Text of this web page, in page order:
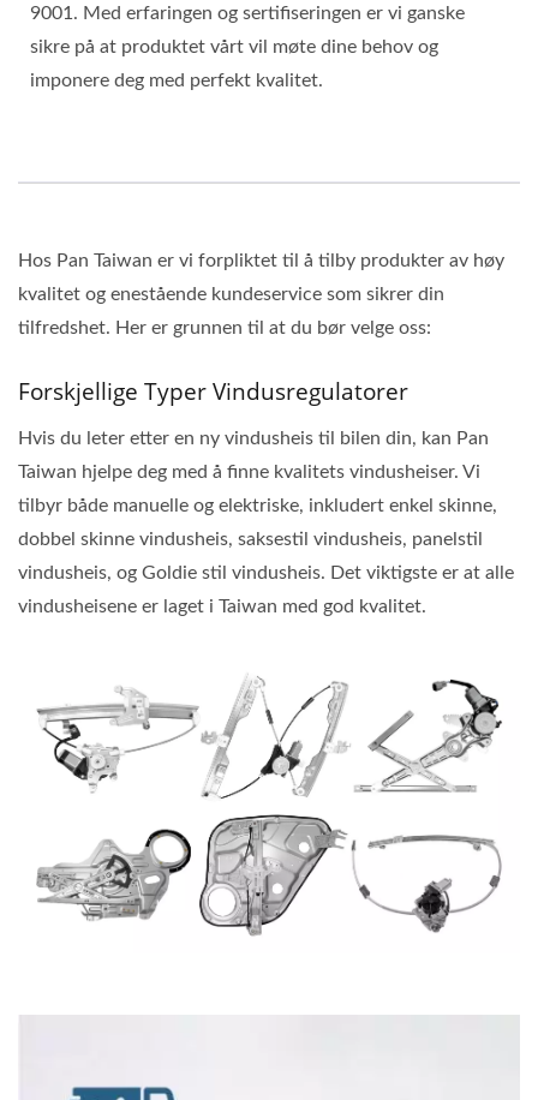
9001. Med erfaringen og sertifiseringen er vi ganske
sikre på at produktet vårt vil møte dine behov og
imponere deg med perfekt kvalitet.
Hos Pan Taiwan er vi forpliktet til å tilby produkter av høy
kvalitet og enestående kundeservice som sikrer din
tilfredshet. Her er grunnen til at du bør velge oss:
Forskjellige Typer Vindusregulatorer
Hvis du leter etter en ny vindusheis til bilen din, kan Pan
Taiwan hjelpe deg med å finne kvalitets vindusheiser. Vi
tilbyr både manuelle og elektriske, inkludert enkel skinne,
dobbel skinne vindusheis, saksestil vindusheis, panelstil
vindusheis, og Goldie stil vindusheis. Det viktigste er at alle
vindusheisene er laget i Taiwan med god kvalitet.